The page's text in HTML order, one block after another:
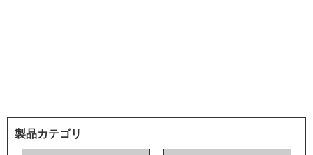
製品カテゴリ